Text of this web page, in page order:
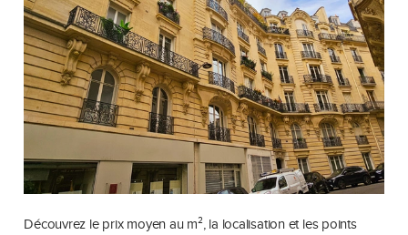
Découvrez le prix moyen au m², la localisation et les points